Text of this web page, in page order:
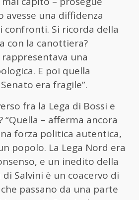
avesse una diffidenza
confronti. Si ricorda della
con la canottiera?
rappresentava una
E poi quella
era fragile”.
fra la Lega di Bossi e
“Quella – afferma ancora
forza politica autentica,
popolo. La Lega Nord era
e un inedito della
di Salvini è un coacervo di
passano da una parte